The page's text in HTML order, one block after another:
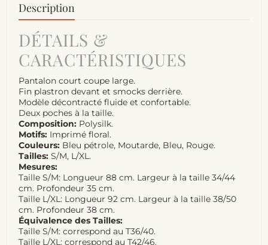
Description
DÉTAILS &
CARACTÉRISTIQUES
Pantalon court coupe large.
Fin plastron devant et smocks derrière.
Modèle décontracté fluide et confortable.
Deux poches à la taille.
Composition: Polysilk.
Motifs: Imprimé floral.
Couleurs: Bleu pétrole, Moutarde, Bleu, Rouge.
Tailles: S/M, L/XL.
Mesures:
Taille S/M: Longueur 88 cm. Largeur à la taille 34/44
cm. Profondeur 35 cm.
Taille L/XL: Longueur 92 cm. Largeur à la taille 38/50
cm. Profondeur 38 cm.
Équivalence des Tailles:
Taille S/M: correspond au T36/40.
Taille L/XL: correspond au T42/46.